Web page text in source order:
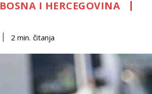
BOSNA I HERCEGOVINA
2 min. čitanja